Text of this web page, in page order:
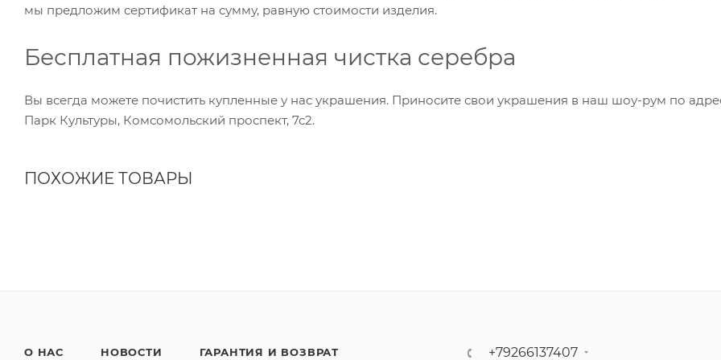
мы предложим сертификат на сумму, равную стоимости изделия.
Бесплатная пожизненная чистка серебра
Вы всегда можете почистить купленные у нас украшения. Приносите свои украшения в наш шоу-рум по
Парк Культуры, Комсомольский проспект, 7с2.
ПОХОЖИЕ ТОВАРЫ
О НАС НОВОСТИ ГАРАНТИЯ И ВОЗВРАТ +79266137407